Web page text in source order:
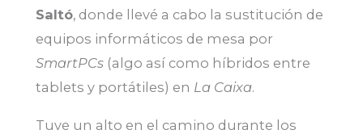
Saltó, donde llevé a cabo la sustitución de
equipos informáticos de mesa por
SmartPCs (algo así como híbridos entre
tablets y portátiles) en La Caixa.
Tuve un alto en el camino durante los